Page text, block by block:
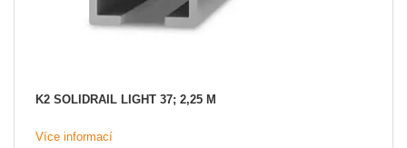
K2 SOLIDRAIL LIGHT 37; 2,25 M
Více informací